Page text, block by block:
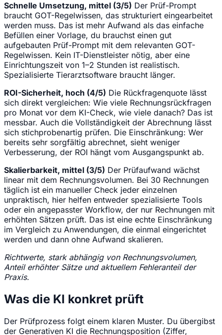
Schnelle Umsetzung, mittel (3/5) Der Prüf-Prompt
braucht GOT-Regelwissen, das strukturiert eingearbeitet
werden muss. Das ist mehr Aufwand als das einfache
Befüllen einer Vorlage, du brauchst einen gut
aufgebauten Prüf-Prompt mit dem relevanten GOT-
Regelwissen. Kein IT-Dienstleister nötig, aber eine
Einrichtungszeit von 1–2 Stunden ist realistisch.
Spezialisierte Tierarztsoftware braucht länger.
ROI-Sicherheit, hoch (4/5) Die Rückfragenquote lässt
sich direkt vergleichen: Wie viele Rechnungsrückfragen
pro Monat vor dem KI-Check, wie viele danach? Das ist
messbar. Auch die Vollständigkeit der Abrechnung lässt
sich stichprobenartig prüfen. Die Einschränkung: Wer
bereits sehr sorgfältig abrechnet, sieht weniger
Verbesserung, der ROI hängt vom Ausgangspunkt ab.
Skalierbarkeit, mittel (3/5) Der Prüfaufwand wächst
linear mit dem Rechnungsvolumen. Bei 30 Rechnungen
täglich ist ein manueller Check jeder einzelnen
unpraktisch, hier helfen entweder spezialisierte Tools
oder ein angepasster Workflow, der nur Rechnungen mit
erhöhten Sätzen prüft. Das ist eine echte Einschränkung
im Vergleich zu Anwendungen, die einmal eingerichtet
werden und dann ohne Aufwand skalieren.
Richtwerte, stark abhängig von Rechnungsvolumen,
Anteil erhöhter Sätze und aktuellem Fehleranteil der
Praxis.
Was die KI konkret prüft
Der Prüfprozess folgt einem klaren Muster. Du übergibst
der Generativen KI die Rechnungsposition (Ziffer,